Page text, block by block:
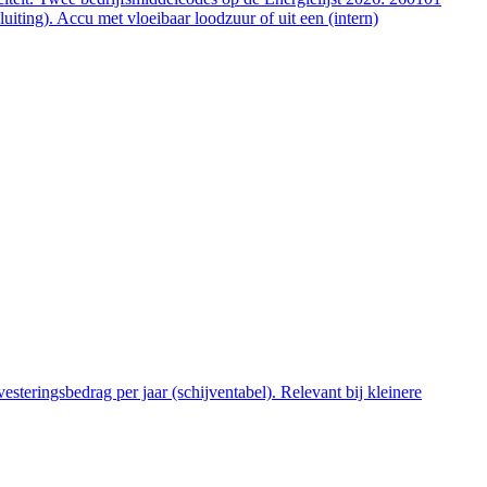
Accu met vloeibaar loodzuur of uit een (intern)
per jaar (schijventabel). Relevant bij kleinere